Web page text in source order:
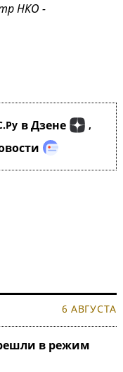
НКО -
в Дзене ,
6 АВГУСТА
в режим